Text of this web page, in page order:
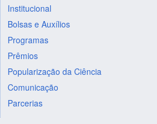
Institucional
Bolsas e Auxílios
Programas
Prêmios
Popularização da Ciência
Comunicação
Parcerias